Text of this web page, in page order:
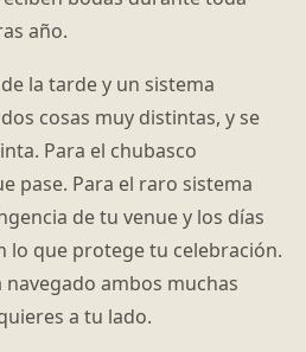
año.
la tarde y un sistema
cosas muy distintas, y se
Para el chubasco
pase. Para el raro sistema
de tu venue y los días
lo que protege tu celebración.
ambos muchas
a tu lado.